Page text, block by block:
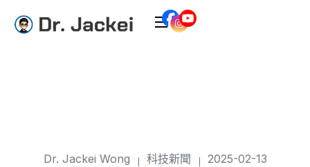
Dr. Jackei Wong 科技新聞 2025-02-13